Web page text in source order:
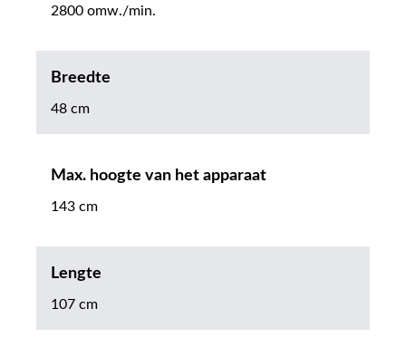
2800 omw./min.
Breedte
48 cm
Max. hoogte van het apparaat
143 cm
Lengte
107 cm